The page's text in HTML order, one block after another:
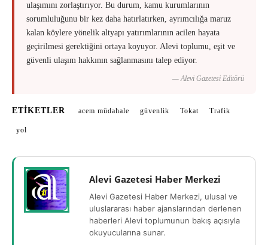
ulaşımını zorlaştırıyor. Bu durum, kamu kurumlarının
sorumluluğunu bir kez daha hatırlatırken, ayrımcılığa maruz
kalan köylere yönelik altyapı yatırımlarının acilen hayata
geçirilmesi gerektiğini ortaya koyuyor. Alevi toplumu, eşit ve
güvenli ulaşım hakkının sağlanmasını talep ediyor.
— Alevi Gazetesi Editörü
ETIKETLER acem müdahale güvenlik Tokat Trafik
yol
Alevi Gazetesi Haber Merkezi
Alevi Gazetesi Haber Merkezi, ulusal ve
uluslararası haber ajanslarından derlenen
haberleri Alevi toplumunun bakış açısıyla
okuyucularına sunar.